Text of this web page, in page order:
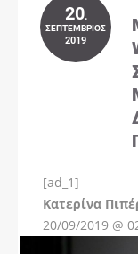
20.
ΣΕΠΤΈΜΒΡΙΟΣ
2019
[ad_1]
Kατερίνα
20/09/2019 @